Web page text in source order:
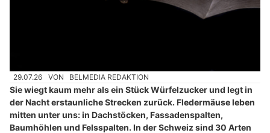
29.07.26 VON BELMEDIA REDAKTION
Sie wiegt kaum mehr als ein Stück Würfelzucker und legt in
der Nacht erstaunliche Strecken zurück. Fledermäuse leben
mitten unter uns: in Dachstöcken, Fassadenspalten,
Baumhöhlen und Felsspalten. In der Schweiz sind 30 Arten